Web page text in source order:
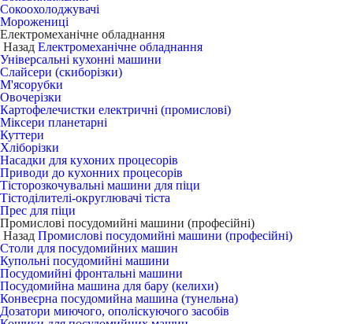
Сокоохолоджувачі
Морожениці
Електромеханічне обладнання
Назад Електромеханічне обладнання
Універсальні кухонні машини
Слайсери (скиборізки)
М'ясорубки
Овочерізки
Картофелечистки електричні (промислові)
Міксери планетарні
Куттери
Хліборізки
Насадки для кухоних процесорів
Приводи до кухонних процесорів
Тісторозкочувальні машини для піци
Тістоділителі-округлювачі тіста
Прес для піци
Промислові посудомийні машини (професійні)
Назад Промислові посудомийні машини (професійні)
Столи для посудомийних машин
Купольні посудомийні машини
Посудомийні фронтальні машини
Посудомийна машина для бару (келихи)
Конвеєрна посудомийна машина (тунельна)
Дозатори миючого, ополіскуючого засобів